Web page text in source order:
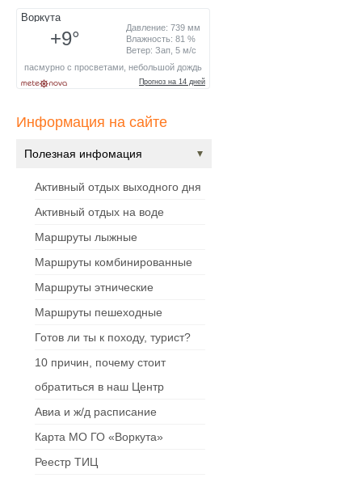
Информация на сайте
Полезная инфомация
Активный отдых выходного дня
Активный отдых на воде
Маршруты лыжные
Маршруты комбинированные
Маршруты этнические
Маршруты пешеходные
Готов ли ты к походу, турист?
10 причин, почему стоит
обратиться в наш Центр
Авиа и ж/д расписание
Карта МО ГО «Воркута»
Реестр ТИЦ